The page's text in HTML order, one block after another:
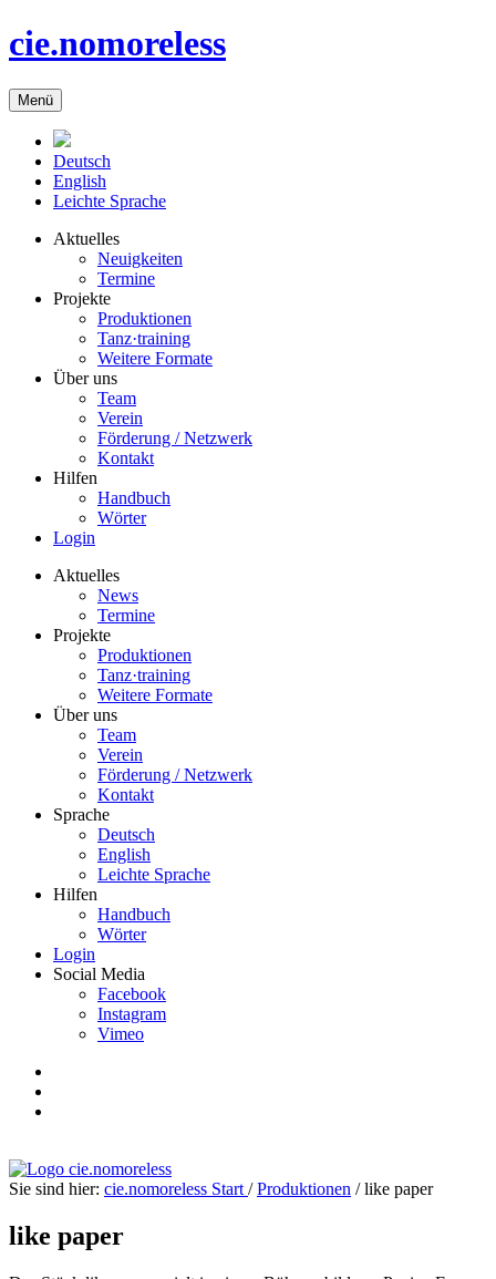
cie.nomoreless
Menü
Deutsch
English
Leichte Sprache
Aktuelles
Neuigkeiten
Termine
Projekte
Produktionen
Tanz·training
Weitere Formate
Über uns
Team
Verein
Förderung / Netzwerk
Kontakt
Hilfen
Handbuch
Wörter
Login
Aktuelles
News
Termine
Projekte
Produktionen
Tanz·training
Weitere Formate
Über uns
Team
Verein
Förderung / Netzwerk
Kontakt
Sprache
Deutsch
English
Leichte Sprache
Hilfen
Handbuch
Wörter
Login
Social Media
Facebook
Instagram
Vimeo
Sie sind hier: cie.nomoreless Start /Produktionen /like paper
like paper